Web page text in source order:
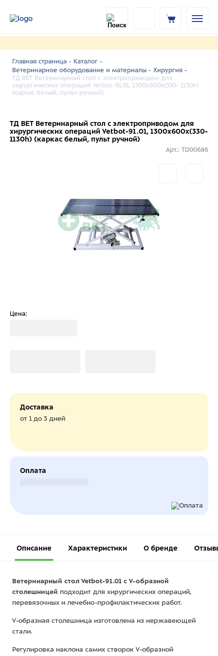
Главная страница - Каталог -
Ветеринарное оборудование и материалы - Хирургия -
ТД ВЕТ Ветеринарный стол с электроприводом для
хирургических операций Vetbot-91.01, 1300х600х(330- 1130h)
(каркас белый, пульт ручной)
ТД ВЕТ Ветеринарный стол с электроприводом для
хирургических операций Vetbot-91.01, 1300х600х(330-
1130h) (каркас белый, пульт ручной)
Арт.: TD00686
Цена:
Доставка
от 1 до 3 дней
Оплата
Описание Характеристики О бренде
Ветеринарный стол Vetbot-91.01 с V-образной
столешницей подходит для хирургических операций,
перевязочных и лечебно-профилактических работ.
V-образная столешница изготовлена из нержавеющей
стали.
Регулировка наклона самих створок V-образной